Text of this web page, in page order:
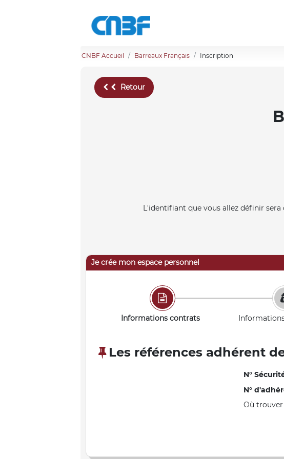
CNBF Accueil Barreaux Français Inscription
Retour
L'identifiant que vous allez définir
Je crée mon espace personnel
Informations contrats
Les références adhérent
N°
N°
Où